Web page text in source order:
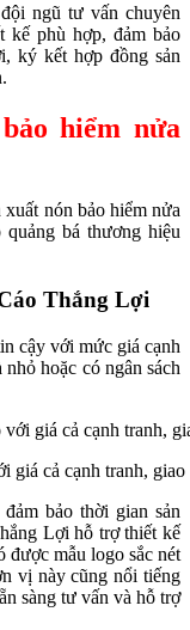
ngũ tư vấn chuyên
kế phù hợp, đảm bảo
ký kết hợp đồng sản
hiểm nửa
nón bảo hiểm nửa
bá thương hiệu
Thắng Lợi
cậy với mức giá cạnh
hoặc có ngân sách
cả cạnh tranh, giao
bảo thời gian sản
Lợi hỗ trợ thiết kế
được mẫu logo sắc nét
vị này cũng nổi tiếng
sàng tư vấn và hỗ trợ